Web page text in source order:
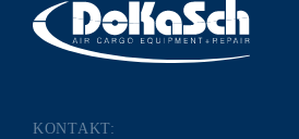
KONTAKT: